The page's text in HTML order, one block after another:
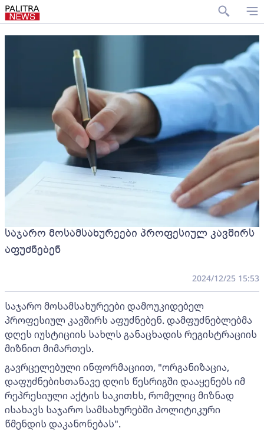
საჯარო მოსამსახურეები პროფესიულ კავშირს
აფუძნებენ
2024/12/25 15:53
საჯარო მოსამსახურეები დამოუკიდებელ
პროფესიულ კავშირს აფუძნებენ. დამფუძნებლებმა
დღეს იუსტიციის სახლს განაცხადის რეგისტრაციის
მიზნით მიმართეს.
გავრცელებული ინფორმაციით, "ორგანიზაცია,
დაფუძნებისთანავე დღის წესრიგში დააყენებს იმ
რეპრესიული აქტის საკითხს, რომელიც მიზნად
ისახავს საჯარო სამსახურებში პოლიტიკური
წმენდის დაკანონებას".